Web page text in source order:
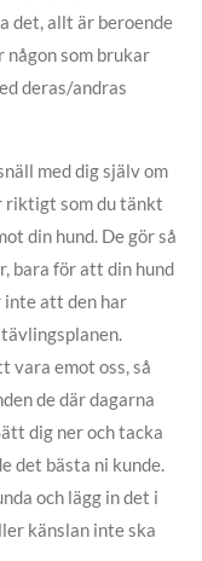
det, allt är beroende
någon som brukar
deras/andras
med dig själv om
riktigt som du tänkt
din hund. De gör så
bara för att din hund
inte att den har
vara emot oss, så
de där dagarna
dig ner och tacka
det bästa ni kunde.
och lägg in det i
känslan inte ska